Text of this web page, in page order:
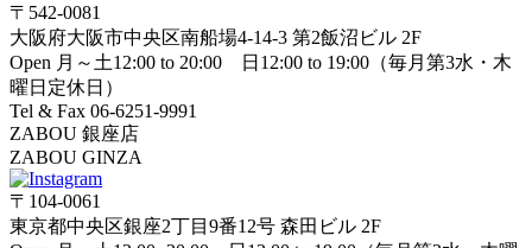
〒542-0081
大阪府大阪市中央区南船場4-14-3 第2飯沼ビル 2F
Open 月～土12:00 to 20:00 日12:00 to 19:00（毎月第3水・木
曜日定休日）
Tel & Fax 06-6251-9991
ZABOU 銀座店
ZABOU GINZA
〒104-0061
東京都中央区銀座2丁目9番12号 森田ビル 2F